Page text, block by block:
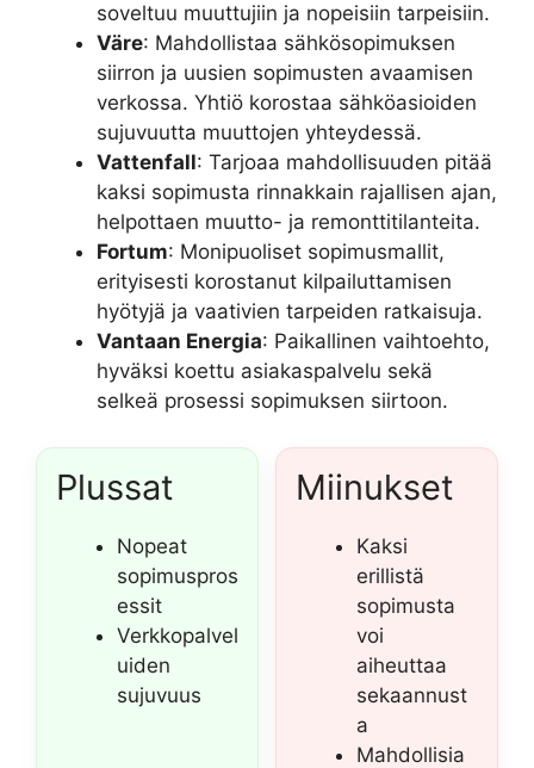
soveltuu muuttujiin ja nopeisiin tarpeisiin.
Väre: Mahdollistaa sähkösopimuksen
siirron ja uusien sopimusten avaamisen
verkossa. Yhtiö korostaa sähköasioiden
sujuvuutta muuttojen yhteydessä.
Vattenfall: Tarjoaa mahdollisuuden pitää
kaksi sopimusta rinnakkain rajallisen ajan,
helpottaen muutto- ja remonttitilanteita.
Fortum: Monipuoliset sopimusmallit,
erityisesti korostanut kilpailuttamisen
hyötyjä ja vaativien tarpeiden ratkaisuja.
Vantaan Energia: Paikallinen vaihtoehto,
hyväksi koettu asiakaspalvelu sekä
selkeä prosessi sopimuksen siirtoon.
Plussat
Nopeat
sopimuspros
essit
Verkkopalvel
uiden
sujuvuus
Miinukset
Kaksi
erillistä
sopimusta
voi
aiheuttaa
sekaannust
a
Mahdollisia